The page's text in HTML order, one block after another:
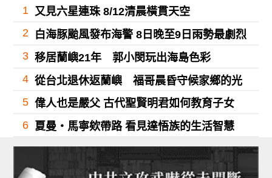
1 又見六星連珠 8/12清晨橫貫天空
2 白海豚颱風發布海警 8日晚至9日雨勢最劇烈
3 移居蘭嶼21年 郭小閔玩出海島色彩
4 從台北退休返蘭嶼 福哥晨昏守候家鄉的光
5 偉人也是嚴父 古代聖賢明君如何教育子女
6 夏曼・馬寧欸帶路 看見達悟族的生活智慧